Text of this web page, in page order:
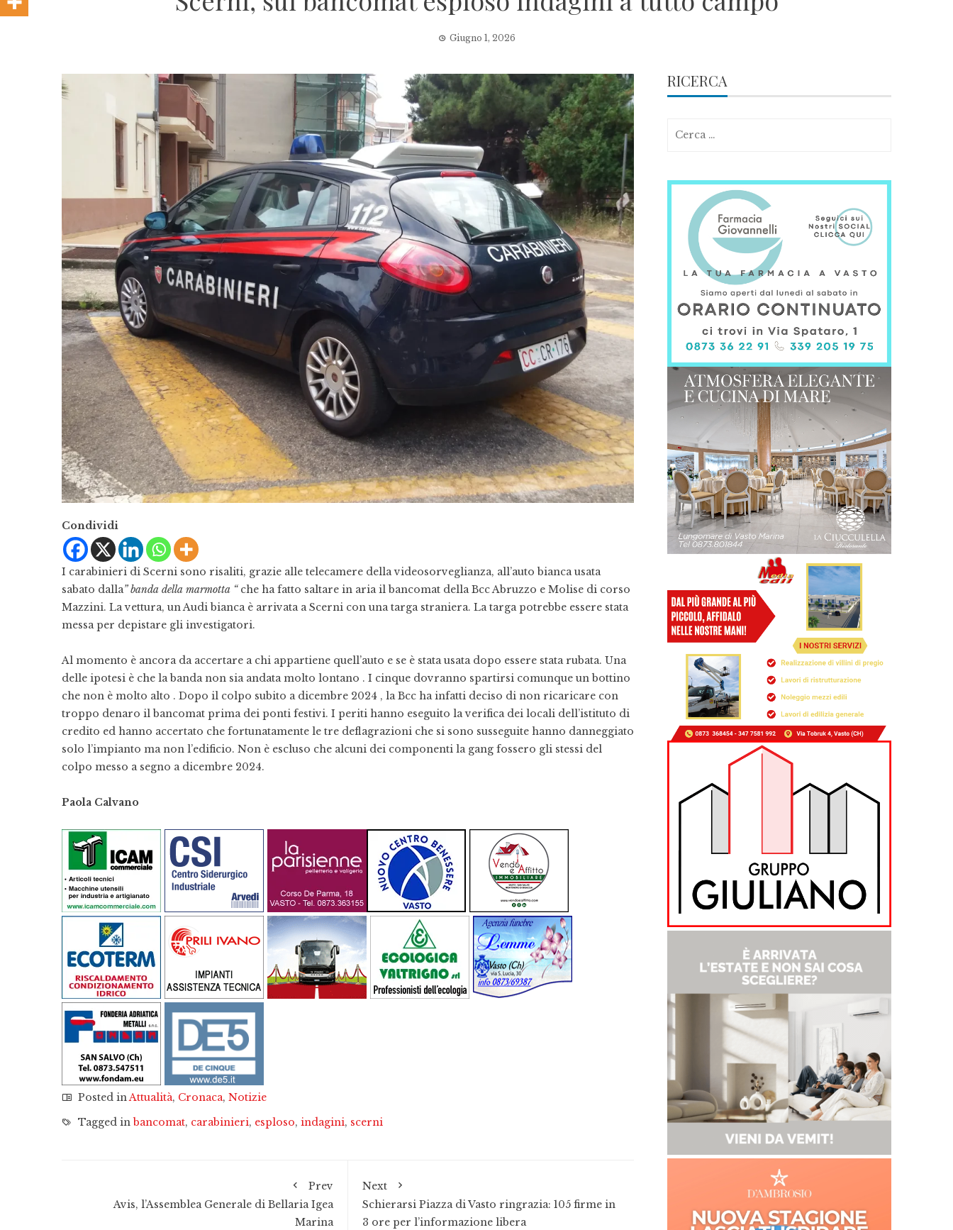
Giugno 1, 2026
Condividi
I carabinieri di Scerni sono risaliti, grazie alle telecamere della videosorveglianza, all’auto bianca usata
sabato dalla” banda della marmotta “che ha fatto saltare in aria il bancomat della Bcc Abruzzo e Molise di corso
Mazzini. La vettura, un Audi bianca è arrivata a Scerni con una targa straniera. La targa potrebbe essere stata
messa per depistare gli investigatori.
Al momento è ancora da accertare a chi appartiene quell’auto e se è stata usata dopo essere stata rubata. Una
delle ipotesi è che la banda non sia andata molto lontano . I cinque dovranno spartirsi comunque un bottino
che non è molto alto . Dopo il colpo subito a dicembre 2024 , la Bcc ha infatti deciso di non ricaricare con
troppo denaro il bancomat prima dei ponti festivi. I periti hanno eseguito la verifica dei locali dell’istituto di
credito ed hanno accertato che fortunatamente le tre deflagrazioni che si sono susseguite hanno danneggiato
solo l’impianto ma non l’edificio. Non è escluso che alcuni dei componenti la gang fossero gli stessi del
colpo messo a segno a dicembre 2024.
Paola Calvano
Posted inAttualità, Cronaca, Notizie
Tagged in bancomat, carabinieri, esploso, indagini, scerni
Prev
Avis, l’Assemblea Generale di Bellaria Igea
Marina
Next
Schierarsi Piazza di Vasto ringrazia: 105 firme in
3 ore per l’informazione libera
RICERCA